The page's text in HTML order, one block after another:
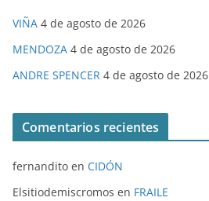
VIÑA 4 de agosto de 2026
MENDOZA 4 de agosto de 2026
ANDRE SPENCER 4 de agosto de 2026
Comentarios recientes
fernandito en CIDÓN
Elsitiodemiscromos en FRAILE